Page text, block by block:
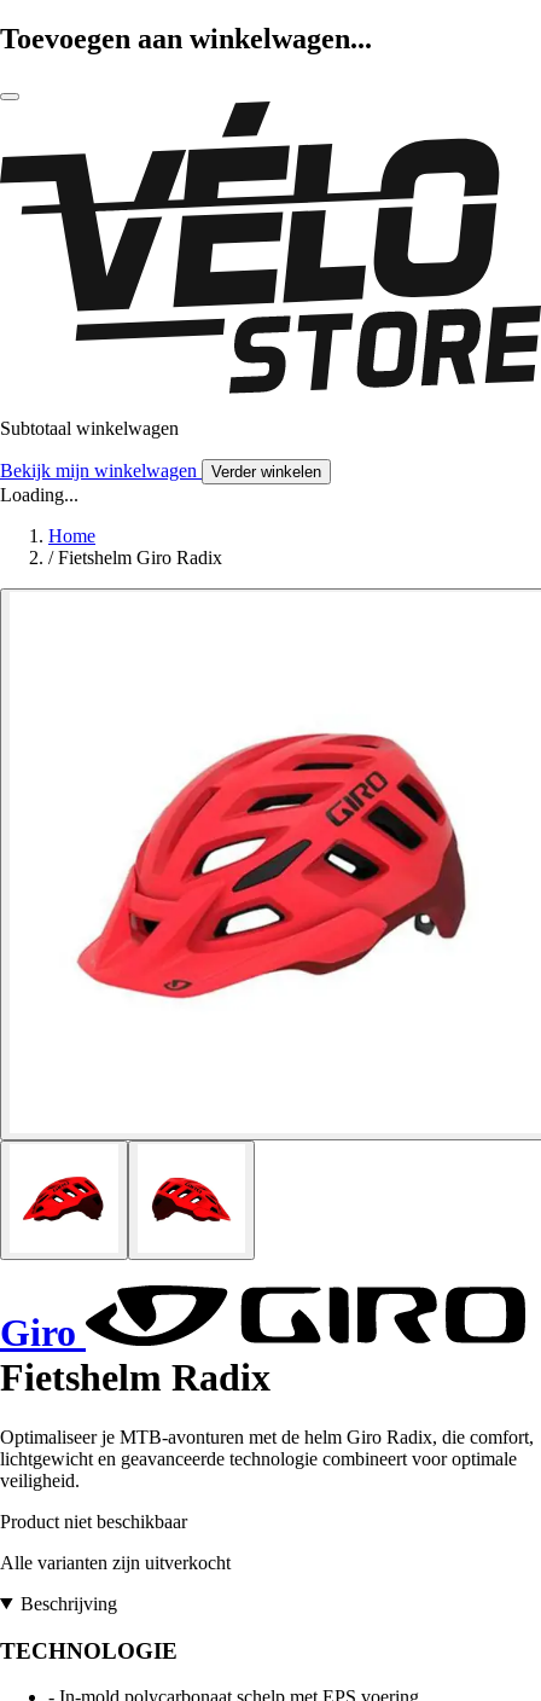
Toevoegen aan winkelwagen...
Subtotaal winkelwagen
Bekijk mijn winkelwagen Verder winkelen
Loading...
Home
/ Fietshelm Giro Radix
Giro
Fietshelm Radix
Optimaliseer je MTB-avonturen met de helm Giro Radix, die comfort,
lichtgewicht en geavanceerde technologie combineert voor optimale
veiligheid.
Product niet beschikbaar
Alle varianten zijn uitverkocht
Beschrijving
TECHNOLOGIE